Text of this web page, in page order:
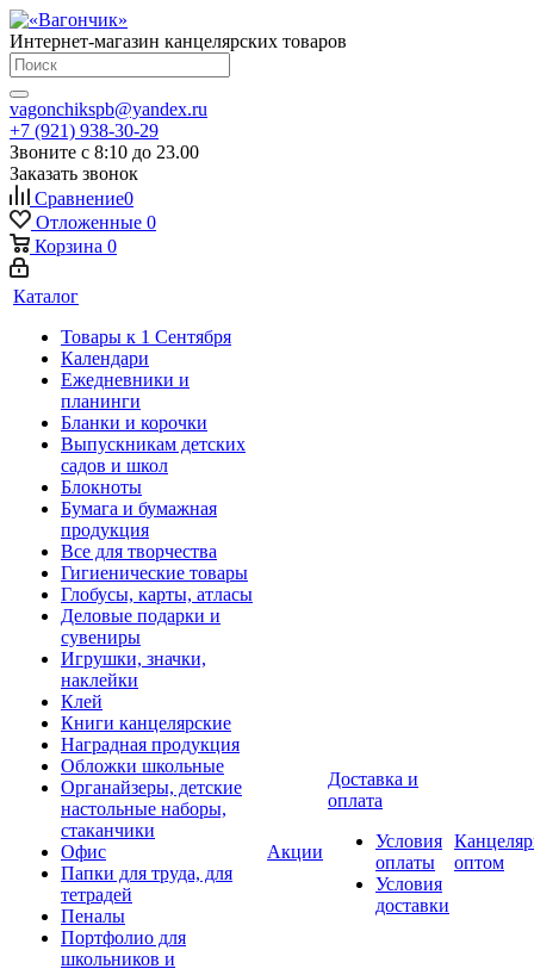
Интернет-магазин канцелярских товаров
vagonchikspb@yandex.ru
+7 (921) 938-30-29
Звоните с 8:10 до 23.00
Заказать звонок
Сравнение0
Отложенные 0
Корзина 0
Каталог
Товары к 1 Сентября
Календари
Ежедневники и
планинги
Бланки и корочки
Выпускникам детских
садов и школ
Блокноты
Бумага и бумажная
продукция
Все для творчества
Гигиенические товары
Глобусы, карты, атласы
Деловые подарки и
сувениры
Игрушки, значки,
наклейки
Клей
Книги канцелярские
Наградная продукция
Обложки школьные
Органайзеры, детские
настольные наборы,
стаканчики
Офис
Папки для труда, для
тетрадей
Пеналы
Портфолио для
школьников и
Акции
Доставка и
оплата
Условия
оплаты
Условия
доставки
оптом